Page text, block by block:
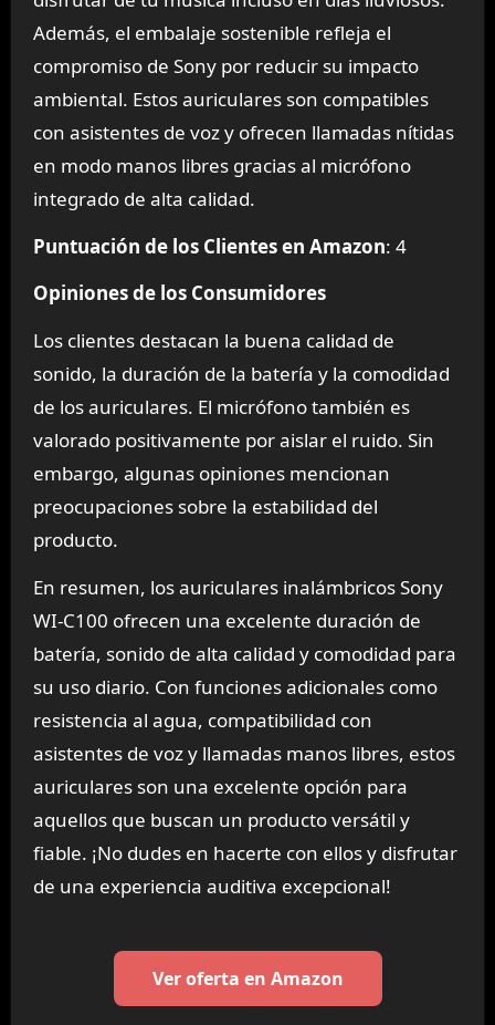
Además, el embalaje sostenible refleja el
compromiso de Sony por reducir su impacto
ambiental. Estos auriculares son compatibles
con asistentes de voz y ofrecen llamadas nítidas
en modo manos libres gracias al micrófono
integrado de alta calidad.
Puntuación de los Clientes en Amazon: 4
Opiniones de los Consumidores
Los clientes destacan la buena calidad de
sonido, la duración de la batería y la comodidad
de los auriculares. El micrófono también es
valorado positivamente por aislar el ruido. Sin
embargo, algunas opiniones mencionan
preocupaciones sobre la estabilidad del
producto.
En resumen, los auriculares inalámbricos Sony
WI-C100 ofrecen una excelente duración de
batería, sonido de alta calidad y comodidad para
su uso diario. Con funciones adicionales como
resistencia al agua, compatibilidad con
asistentes de voz y llamadas manos libres, estos
auriculares son una excelente opción para
aquellos que buscan un producto versátil y
fiable. ¡No dudes en hacerte con ellos y disfrutar
de una experiencia auditiva excepcional!
Ver oferta en Amazon